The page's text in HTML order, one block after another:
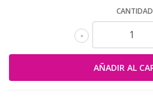
CANTIDAD
-